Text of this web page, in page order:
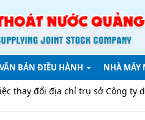
VĂN BẢN ĐIỀU HÀNH NHÀ MÁY
chỉ trụ sở Công ty do sáp nhập